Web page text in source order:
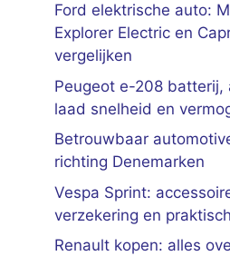
Ford elektrische auto:
Explorer Electric en
vergelijken
Peugeot e-208 batterij,
laad snelheid en
Betrouwbaar
richting Denemarken
Vespa Sprint:
verzekering en
Renault kopen: alles